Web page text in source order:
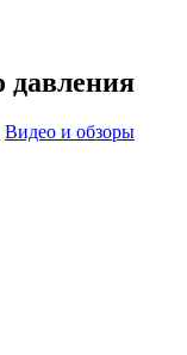
давления
Видео и обзоры